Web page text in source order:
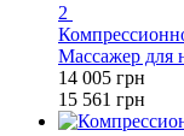
2
Массажер для
14 005 грн
15 561 грн